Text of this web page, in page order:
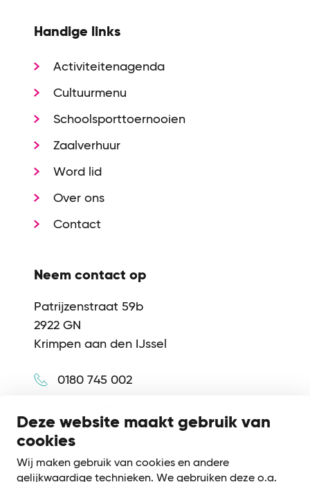
Deze website maakt gebruik van
cookies
Wij maken gebruik van cookies en andere
gelijkwaardige technieken. We gebruiken deze o.a.
Handige links
Activiteitenagenda
Cultuurmenu
Schoolsporttoernooien
Zaalverhuur
Word lid
Over ons
Contact
Neem contact op
Patrijzenstraat 59b
2922 GN
Krimpen aan den IJssel
0180 745 002
Volg ons